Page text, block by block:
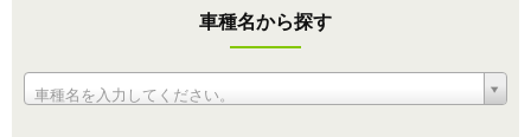
車種名から探す
車種名を入力してください。